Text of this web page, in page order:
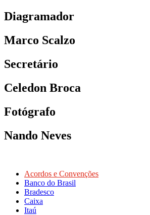
Diagramador
Marco Scalzo
Secretário
Celedon Broca
Fotógrafo
Nando Neves
Acordos e Convenções
Banco do Brasil
Bradesco
Caixa
Itaú